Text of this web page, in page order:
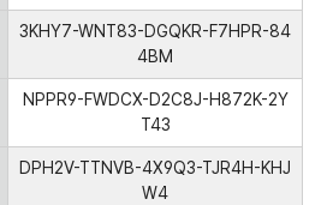
3KHY7-WNT83-DGQKR-F7HPR-84
4BM
NPPR9-FWDCX-D2C8J-H872K-2Y
T43
DPH2V-TTNVB-4X9Q3-TJR4H-KHJ
W4